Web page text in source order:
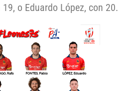
o Eduardo López, con 20.